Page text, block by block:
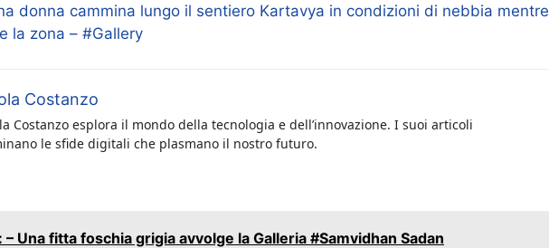
donna cammina lungo il sentiero Kartavya in condizioni di nebbia mentre
la zona – #Gallery
Costanzo
Costanzo esplora il mondo della tecnologia e dell’innovazione. I suoi articoli
le sfide digitali che plasmano il nostro futuro.
– Una fitta foschia grigia avvolge la Galleria #Samvidhan Sadan